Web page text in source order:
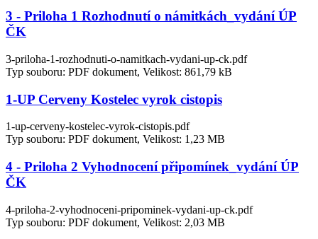
3 - Priloha 1 Rozhodnutí o námitkách_vydání ÚP
ČK
3-priloha-1-rozhodnuti-o-namitkach-vydani-up-ck.pdf
Typ souboru: PDF dokument, Velikost: 861,79 kB
1-UP Cerveny Kostelec vyrok cistopis
1-up-cerveny-kostelec-vyrok-cistopis.pdf
Typ souboru: PDF dokument, Velikost: 1,23 MB
4 - Priloha 2 Vyhodnocení připomínek_vydání ÚP
ČK
4-priloha-2-vyhodnoceni-pripominek-vydani-up-ck.pdf
Typ souboru: PDF dokument, Velikost: 2,03 MB